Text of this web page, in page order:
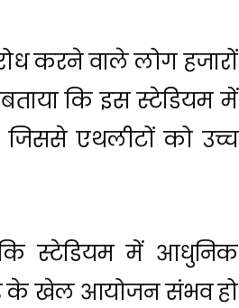
करने वाले लोग हजारों
कि इस स्टेडियम में
जिससे एथलीटों को उच्च
कि स्टेडियम में आधुनिक
के खेल आयोजन संभव हो